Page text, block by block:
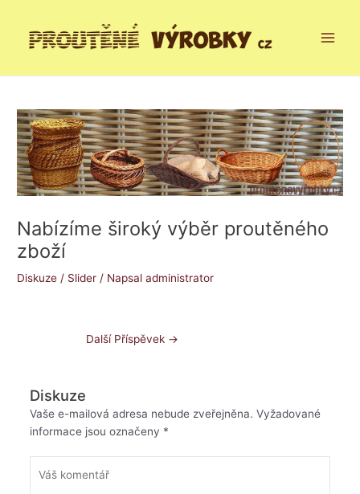
obsah
Menu
Nabízíme široký výběr proutěného
zboží
Diskuze / Slider / Napsaladministrator
Další Příspěvek →
Diskuze
Vaše e-mailová adresa nebude zveřejněna. Vyžadované
informace jsou označeny *
komentář